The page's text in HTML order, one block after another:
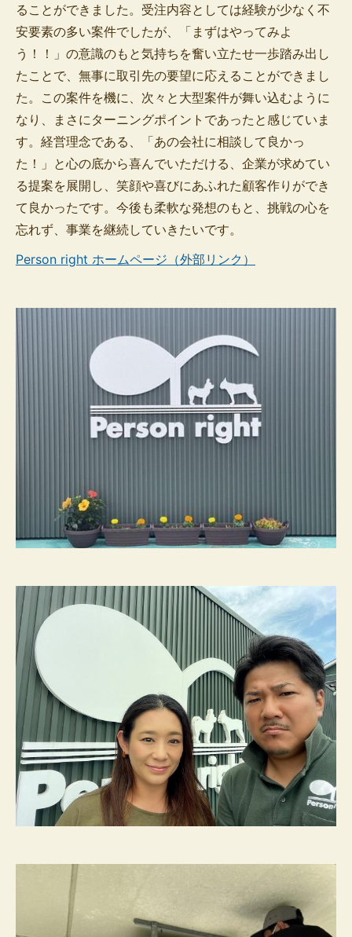
ることができました。受注内容としては経験が少なく不
安要素の多い案件でしたが、「まずはやってみよ
う！！」の意識のもと気持ちを奮い立たせ一歩踏み出し
たことで、無事に取引先の要望に応えることができまし
た。この案件を機に、次々と大型案件が舞い込むように
なり、まさにターニングポイントであったと感じていま
す。経営理念である、「あの会社に相談して良かっ
た！」と心の底から喜んでいただける、企業が求めてい
る提案を展開し、笑顔や喜びにあふれた顧客作りができ
て良かったです。今後も柔軟な発想のもと、挑戦の心を
忘れず、事業を継続していきたいです。
Person right ホームページ（外部リンク）